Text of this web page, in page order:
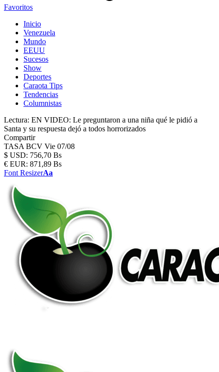
Favoritos
Inicio
Venezuela
Mundo
EEUU
Sucesos
Show
Deportes
Caraota Tips
Tendencias
Columnistas
Lectura: EN VIDEO: Le preguntaron a una niña qué le pidió a
Santa y su respuesta dejó a todos horrorizados
Compartir
TASA BCV Vie 07/08
$ USD: 756,70 Bs
€ EUR: 871,89 Bs
Font ResizerAa